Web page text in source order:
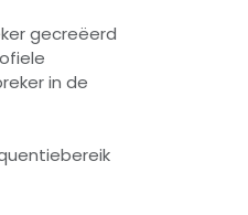
gecreëerd
in de